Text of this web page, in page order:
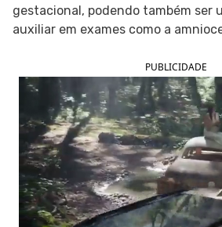
gestacional, podendo também ser
auxiliar em exames como a
PUBLICIDADE